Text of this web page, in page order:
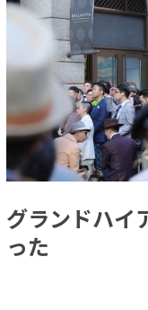
グランドハイ
った